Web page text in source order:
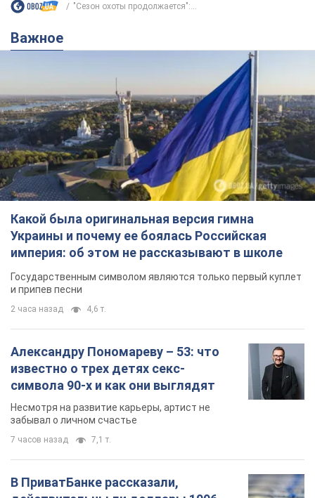
"Сезон охоты продолжается":...
Важное
Какой была оригинальная версия гимна
Украины и почему ее боялась Российская
империя: об этом не рассказывают в школе
Государственным символом являются только первый куплет
и припев песни
2 часа назад 4,6 т.
Александру Пономареву – 53: что
известно о трех детях секс-
символа 90-х и как они выглядят
Несмотря на развитие карьеры, артист не
забывал о личном счастье
7 часов назад 7,1 т.
В ПриватБанке рассказали,